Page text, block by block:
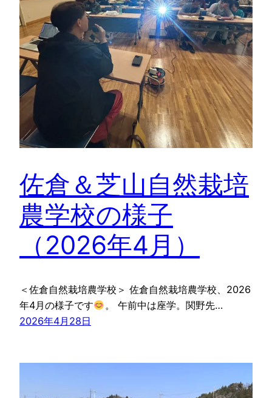
佐倉＆芝山自然栽培
農学校の様子
（2026年4月）
＜佐倉自然栽培農学校＞ 佐倉自然栽培農学校、2026
年4月の様子です
。 午前中は座学。関野先…
2026年4月28日